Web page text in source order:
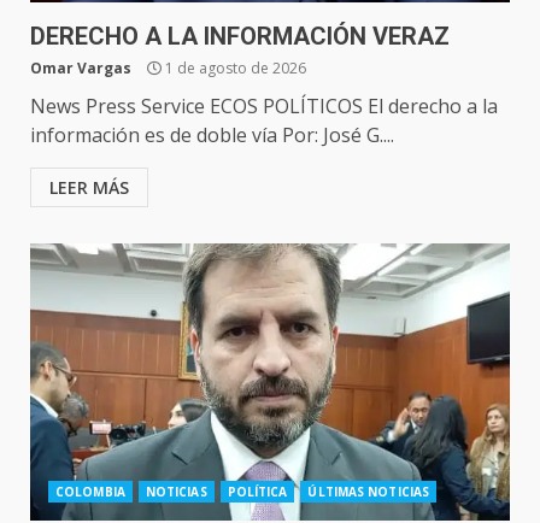
DERECHO A LA INFORMACIÓN VERAZ
Omar Vargas 1 de agosto de 2026
News Press Service ECOS POLÍTICOS El derecho a la
información es de doble vía Por: José G....
LEER MÁS
COLOMBIA NOTICIAS POLÍTICA ÚLTIMAS NOTICIAS